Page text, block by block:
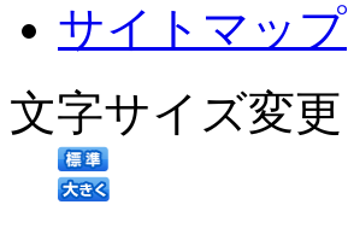
サイトマップ
文字サイズ変更